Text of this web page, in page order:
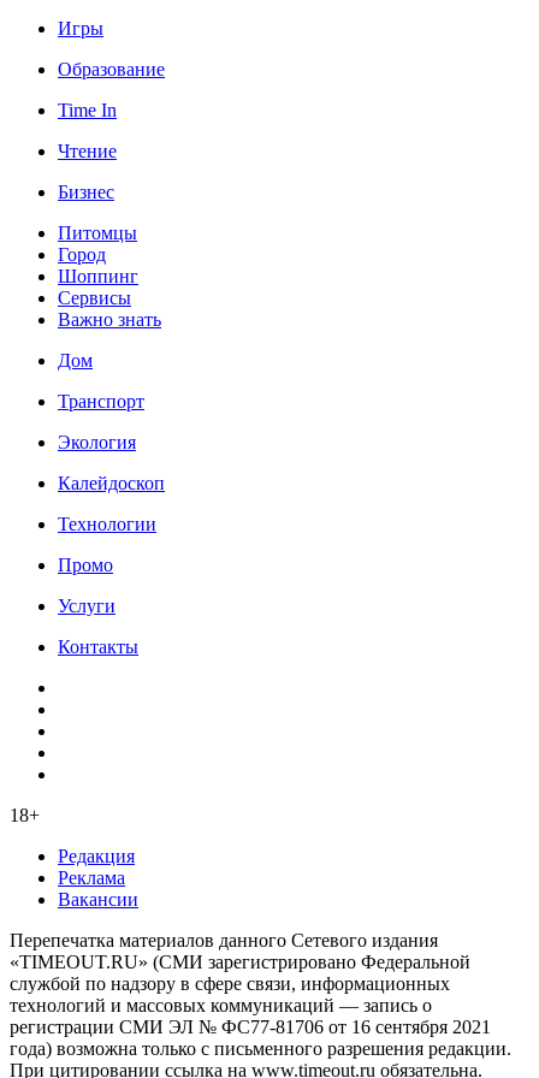
Игры
Образование
Time In
Чтение
Бизнес
Питомцы
Город
Шоппинг
Сервисы
Важно знать
Дом
Транспорт
Экология
Калейдоскоп
Технологии
Промо
Услуги
Контакты
18+
Редакция
Реклама
Вакансии
Перепечатка материалов данного Сетевого издания
«TIMEOUT.RU» (СМИ зарегистрировано Федеральной
службой по надзору в сфере связи, информационных
технологий и массовых коммуникаций — запись о
регистрации СМИ ЭЛ № ФС77-81706 от 16 сентября 2021
года) возможна только с письменного разрешения редакции.
При цитировании ссылка на www.timeout.ru обязательна.